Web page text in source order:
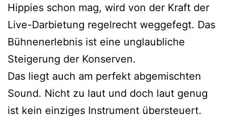
Hippies schon mag, wird von der Kraft der
Live-Darbietung regelrecht weggefegt. Das
Bühnenerlebnis ist eine unglaubliche
Steigerung der Konserven.
Das liegt auch am perfekt abgemischten
Sound. Nicht zu laut und doch laut genug
ist kein einziges Instrument übersteuert.